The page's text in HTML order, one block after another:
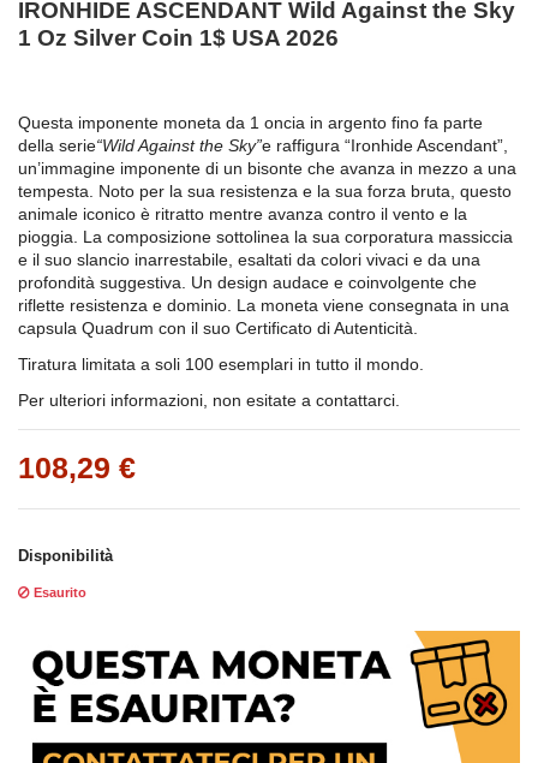
IRONHIDE ASCENDANT Wild Against the Sky
1 Oz Silver Coin 1$ USA 2026
Questa imponente moneta da 1 oncia in argento fino fa parte
della serie“Wild Against the Sky”e raffigura “Ironhide Ascendant”,
un’immagine imponente di un bisonte che avanza in mezzo a una
tempesta. Noto per la sua resistenza e la sua forza bruta, questo
animale iconico è ritratto mentre avanza contro il vento e la
pioggia. La composizione sottolinea la sua corporatura massiccia
e il suo slancio inarrestabile, esaltati da colori vivaci e da una
profondità suggestiva. Un design audace e coinvolgente che
riflette resistenza e dominio. La moneta viene consegnata in una
capsula Quadrum con il suo Certificato di Autenticità.
Tiratura limitata a soli 100 esemplari in tutto il mondo.
Per ulteriori informazioni, non esitate a contattarci.
108,29 €
Disponibilità
Esaurito